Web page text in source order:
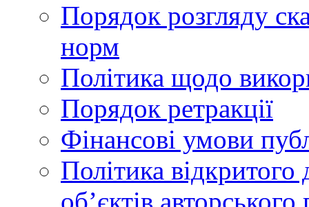
Порядок розгляду
норм
Політика щодо
Порядок ретракції
Фінансові умови
Політика